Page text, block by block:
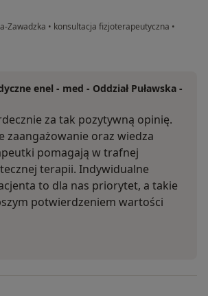
Zawadzka • konsultacja fizjoterapeutyczna •
enel - med - Oddział Puławska -
za tak pozytywną opinię.
zaangażowanie oraz wiedza
pomagają w trafnej
terapii. Indywidualne
to dla nas priorytet, a takie
potwierdzeniem wartości